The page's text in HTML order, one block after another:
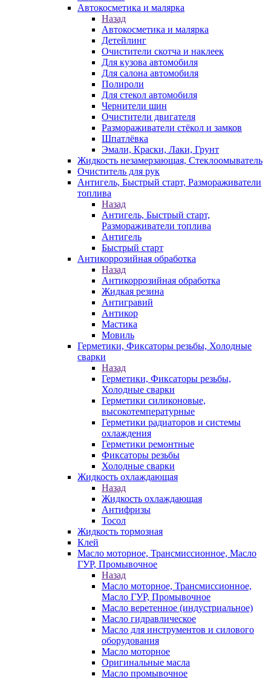
Автокосметика и малярка
Назад
Автокосметика и малярка
Детейлинг
Очистители скотча и наклеек
Для кузова автомобиля
Для салона автомобиля
Полироли
Для стекол автомобиля
Чернители шин
Очистители двигателя
Размораживатели стёкол и замков
Шпатлёвка
Эмали, Краски, Лаки, Грунт
Жидкость незамерзающая, Стеклоомыватель
Очиститель для рук
Антигель, Быстрый старт, Размораживатели
топлива
Назад
Антигель, Быстрый старт,
Размораживатели топлива
Антигель
Быстрый старт
Антикоррозийная обработка
Назад
Антикоррозийная обработка
Жидкая резина
Антигравий
Антикор
Мастика
Мовиль
Герметики, Фиксаторы резьбы, Холодные
сварки
Назад
Герметики, Фиксаторы резьбы,
Холодные сварки
Герметики силиконовые,
высокотемпературные
Герметики радиаторов и системы
охлаждения
Герметики ремонтные
Фиксаторы резьбы
Холодные сварки
Жидкость охлаждающая
Назад
Жидкость охлаждающая
Антифризы
Тосол
Жидкость тормозная
Клей
Масло моторное, Трансмиссионное, Масло
ГУР, Промывочное
Назад
Масло моторное, Трансмиссионное,
Масло ГУР, Промывочное
Масло веретенное (индустриальное)
Масло гидравлическое
Масло для инструментов и силового
оборудования
Масло моторное
Оригинальные масла
Масло промывочное